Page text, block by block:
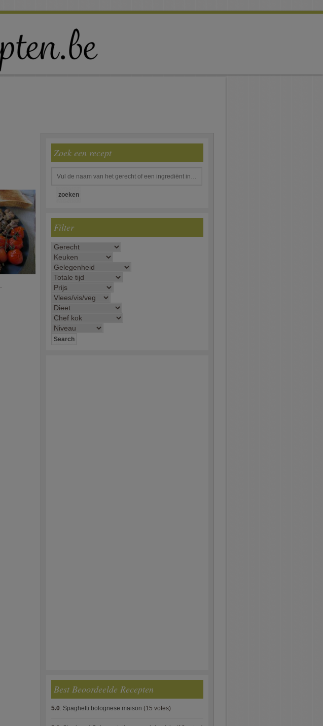
Zoek een recept
Filter
Best Beoordeelde Recepten
5.0: Spaghetti bolognese maison (15 votes)